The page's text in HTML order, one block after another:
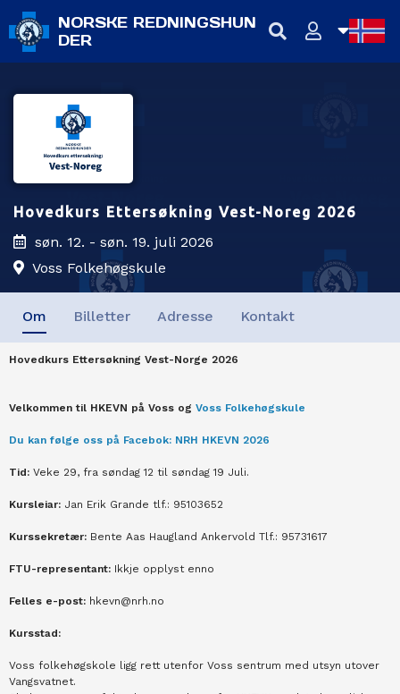
NORSKE REDNINGSHUN
DER
Hovedkurs Ettersøkning Vest-Noreg 2026
søn. 12. - søn. 19. juli 2026
Voss Folkehøgskule
Om Billetter Adresse Kontakt
Hovedkurs Ettersøkning Vest-Norge 2026
Velkommen til HKEVN på Voss og Voss Folkehøgskule
Du kan følge oss på Facebok: NRH HKEVN 2026
Tid: Veke 29, fra søndag 12 til søndag 19 Juli.
Kursleiar: Jan Erik Grande tlf.: 95103652
Kurssekretær: Bente Aas Haugland Ankervold Tlf.: 95731617
FTU-representant: Ikkje opplyst enno
Felles e-post: hkevn@nrh.no
Kursstad:
Voss folkehøgskole ligg rett utenfor Voss sentrum med utsyn utover
Vangsvatnet.